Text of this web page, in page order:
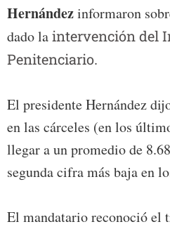
Hernándezinformaron
dado laintervención del
Penitenciario.
El presidente Hernández
en las cárceles (en los
llegar a un promedio de 8.68
segunda cifra más baja en
El mandatario reconoció el